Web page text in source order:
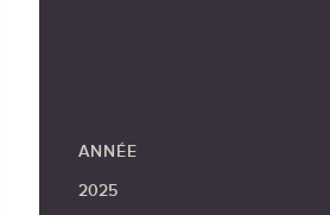
ANNÉE
2025